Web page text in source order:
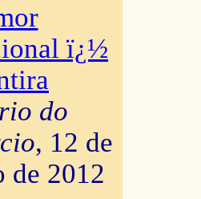
ï¿½
do
, 12 de
de 2012